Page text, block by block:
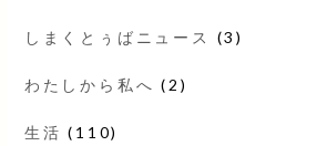
しまくとぅばニュース (3)
わたしから私へ (2)
生活 (110)